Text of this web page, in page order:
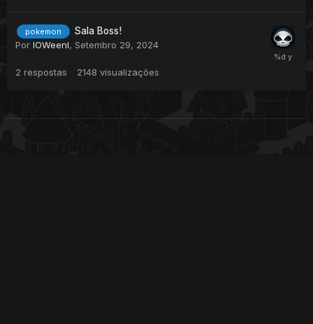
pokemon
Sala Boss!
Por IOWeenI, Setembro 29, 2024
2 respostas 2148 visualizações